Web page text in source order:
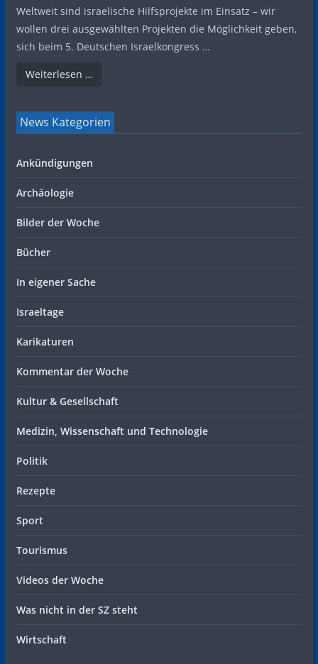
Weltweit sind israelische Hilfsprojekte im Einsatz – wir
wollen drei ausgewählten Projekten die Möglichkeit geben,
sich beim 5. Deutschen Israelkongress …
Weiterlesen …
News Kategorien
Ankündigungen
Archäologie
Bilder der Woche
Bücher
In eigener Sache
Israeltage
Karikaturen
Kommentar der Woche
Kultur & Gesellschaft
Medizin, Wissenschaft und Technologie
Politik
Rezepte
Sport
Tourismus
Videos der Woche
Was nicht in der SZ steht
Wirtschaft